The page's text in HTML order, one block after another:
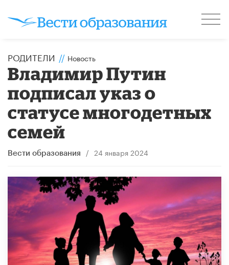
РОДИТЕЛИ // Новость
Владимир Путин
подписал указ о
статусе многодетных
семей
Вести образования / 24 января 2024